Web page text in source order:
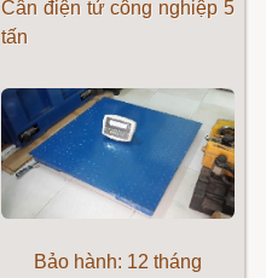
Cân điện tử công nghiệp 5
tấn
Bảo hành: 12 tháng